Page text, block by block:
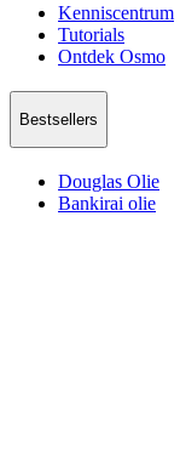
Kenniscentrum
Tutorials
Ontdek Osmo
Bestsellers
Douglas Olie
Bankirai olie